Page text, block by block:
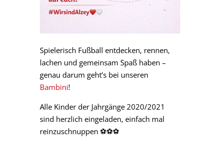
Spielerisch Fußball entdecken, rennen,
lachen und gemeinsam Spaß haben –
genau darum geht’s bei unseren
Bambini!
Alle Kinder der Jahrgänge 2020/2021
sind herzlich eingeladen, einfach mal
reinzuschnuppen ⚽️⚽️⚽️